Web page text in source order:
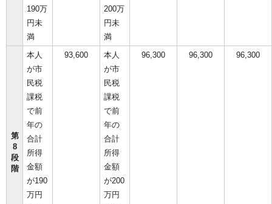
190万
円未
満
200万
円未
満
第
8
段
階
本人
が市
民税
課税
で前
年の
合計
所得
金額
が190
万円
93,600
本人
が市
民税
課税
で前
年の
合計
所得
金額
が200
万円
96,300 96,300 96,300